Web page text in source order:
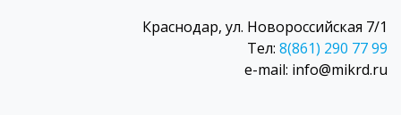
Краснодар, ул. Новороссийская 7/1
Тел: 8(861) 290 77 99
e-mail: info@mikrd.ru